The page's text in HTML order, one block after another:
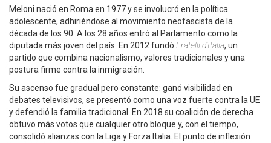
Meloni nació en Roma en 1977 y se involucró en la política
adolescente, adhiriéndose al movimiento neofascista de la
década de los 90. A los 28 años entró al Parlamento como la
diputada más joven del país. En 2012 fundó Fratelli d'Italia, un
partido que combina nacionalismo, valores tradicionales y una
postura firme contra la inmigración.
Su ascenso fue gradual pero constante: ganó visibilidad en
debates televisivos, se presentó como una voz fuerte contra la UE
y defendió la familia tradicional. En 2018 su coalición de derecha
obtuvo más votos que cualquier otro bloque y, con el tiempo,
consolidó alianzas con la Liga y Forza Italia. El punto de inflexión